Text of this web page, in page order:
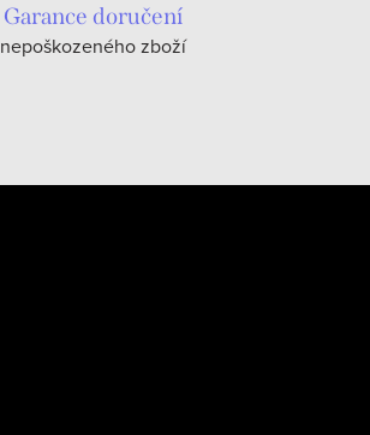
Garance doručení
nepoškozeného zboží